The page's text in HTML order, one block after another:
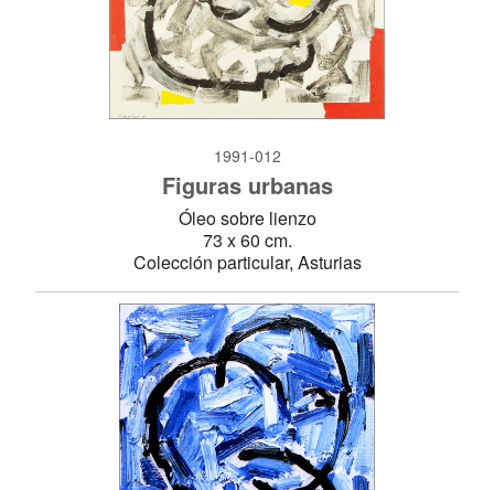
1991-012
Figuras urbanas
Óleo sobre lienzo
73 x 60 cm.
Colección particular, Asturias